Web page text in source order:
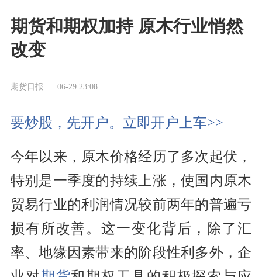
期货和期权加持 原木行业悄然
改变
期货日报 06-29 23:08
要炒股，先开户。立即开户上车>>
今年以来，原木价格经历了多次起伏，
特别是一季度的持续上涨，使国内原木
贸易行业的利润情况较前两年的普遍亏
损有所改善。这一变化背后，除了汇
率、地缘因素带来的阶段性利多外，企